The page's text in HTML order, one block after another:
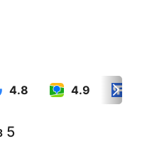
4.8 4.9
5